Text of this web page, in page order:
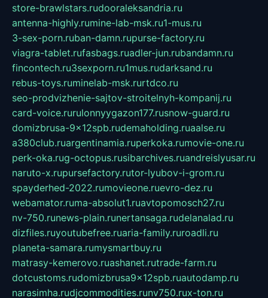
store-brawlstars.rudooraleksandria.ru
antenna-highly.rumine-lab-msk.ru1-mus.ru
3-sex-porn.ruban-damn.rupurse-factory.ru
viagra-tablet.rufasbags.ruadler-jun.rubandamn.ru
fincontech.ru3sexporn.ru1mus.rudarksand.ru
rebus-toys.ruminelab-msk.rurtdco.ru
seo-prodvizhenie-sajtov-stroitelnyh-kompanij.ru
card-voice.rurulonnyygazon177.rusnow-guard.ru
domizbrusa-9x12spb.rudemaholding.ruaalse.ru
a380club.ruargentinamia.ruperkoka.rumovie-one.ru
perk-oka.rug-octopus.rusibarchives.ruandreislyusar.ru
naruto-x.rupursefactory.rutor-lyubov-i-grom.ru
spayderhed-2022.rumovieone.ruevro-dez.ru
webamator.ruma-absolut1.ruavtopomosch27.ru
nv-750.runews-plain.runertansaga.rudelanalad.ru
dizfiles.ruyoutubefree.ruaria-family.ruroadli.ru
planeta-samara.rumysmartbuy.ru
matrasy-kemerovo.ruashanet.rutrade-farm.ru
dotcustoms.rudomizbrusa9x12spb.ruautodamp.ru
narasimha.rudjcommodities.runv750.rux-ton.ru